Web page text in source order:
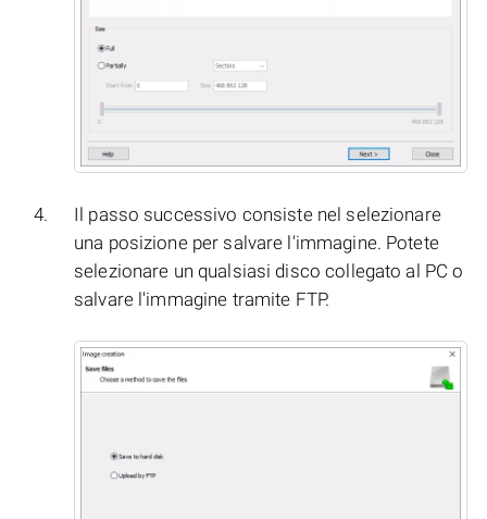
Il passo successivo consiste nel selezionare
una posizione per salvare l'immagine. Potete
selezionare un qualsiasi disco collegato al PC o
salvare l'immagine tramite FTP.